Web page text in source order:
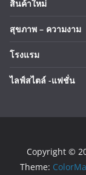
สินค้าใหม่
สุขภาพ – ความงาม
โรงแรม
ไลฟ์สไตล์ -แฟชั่น
Copyright ©
Theme: